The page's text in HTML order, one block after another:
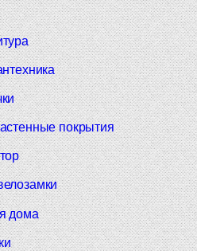
покрытия
дома